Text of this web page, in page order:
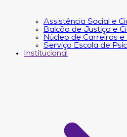
Assistência Social e
Balcão de Justiça e
Núcleo de Carreiras e
Serviço Escola de
Institucional